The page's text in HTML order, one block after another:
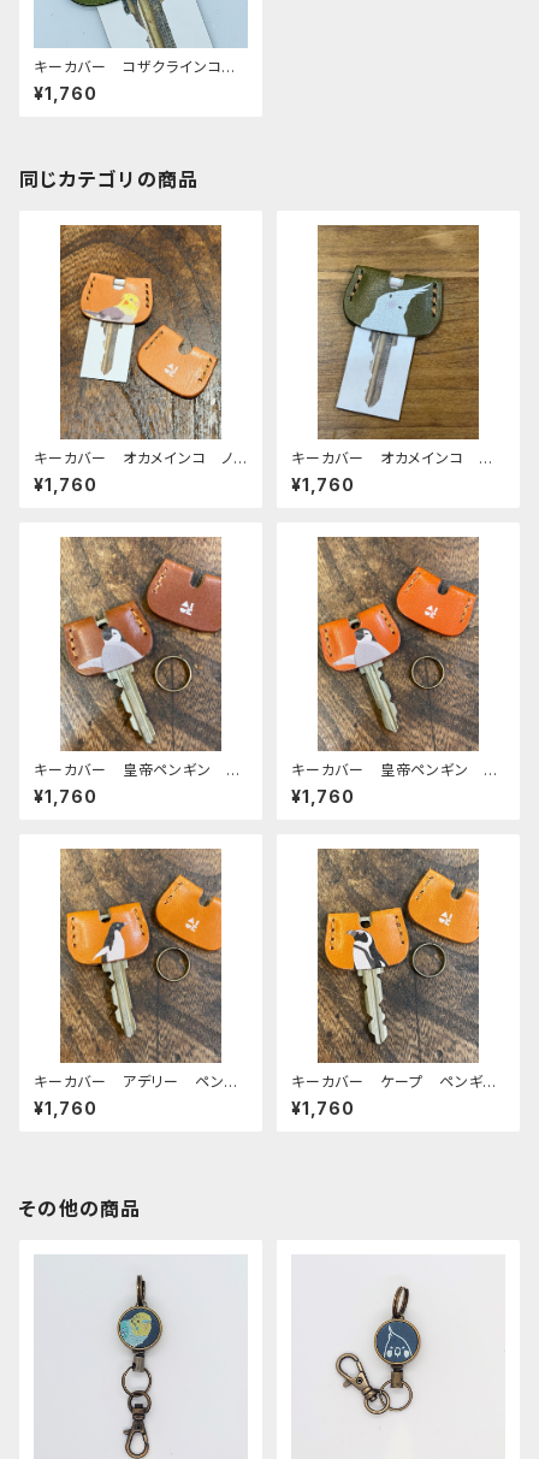
キーカバー コザクラインコ
シーグリーン GREEN グリー
ン こざくらいんこ 栃木レザー
¥1,760
同じカテゴリの商品
キーカバー オカメインコ ノ
ーマル ヌメ おかめいんこ
¥1,760
キーカバー オカメインコ ア
ルビノ Green グリーン ぽ
わんシリーズ おかめいんこ
¥1,760
キーカバー 皇帝ペンギン ヒ
ナ エンペラー ヒナペン ペ
ンギン Brown ブラウン 栃
¥1,760
キーカバー 皇帝ペンギン ヒ
ナ エンペラー ヒナペン ペ
ンギン RedBrown レッドブ
¥1,760
キーカバー アデリー ペンギ
ン CAMEL キャメル 栃木
レザー
¥1,760
キーカバー ケープ ペンギ
ン CAMEL キャメル 栃木
レザー
¥1,760
その他の商品